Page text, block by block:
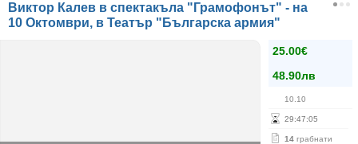
Виктор Калев в спектакъла "Грамофонът" - на
10 Октомври, в Театър "Българска армия"
25.00€
48.90лв
10.10
29:47:05
14 грабнати